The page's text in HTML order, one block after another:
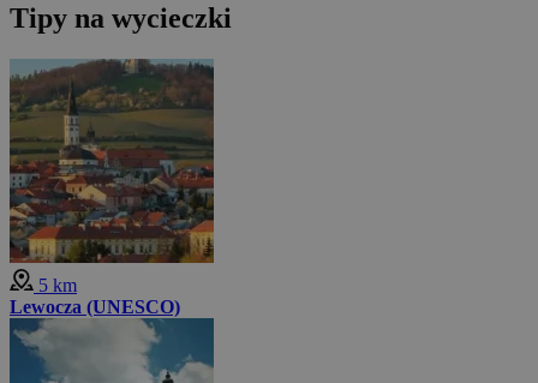
Tipy na wycieczki
5 km
Lewocza (UNESCO)